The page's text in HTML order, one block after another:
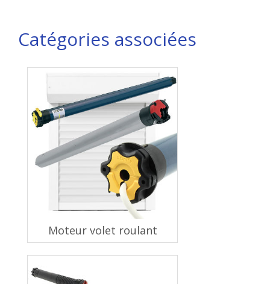
Catégories associées
Moteur volet roulant